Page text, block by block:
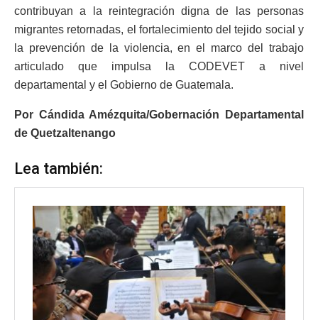
contribuyan a la reintegración digna de las personas
migrantes retornadas, el fortalecimiento del tejido social y
la prevención de la violencia, en el marco del trabajo
articulado que impulsa la CODEVET a nivel
departamental y el Gobierno de Guatemala.
Por Cándida Amézquita/Gobernación Departamental
de Quetzaltenango
Lea también: